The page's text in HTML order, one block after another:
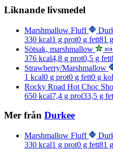
Liknande livsmedel
Marshmallow Fluff
330 kcal1 g prot0 g fett81
Sötsak, marshmallow
376 kcal4,8 g prot0,5 g fett
Strawberry/Marshmallow
1 kcal0 g prot0 g fett0 g
Rocky Road Hot Choc
650 kcal7,4 g prot33,5 g
Mer från Durkee
Marshmallow Fluff
330 kcal1 g prot0 g fett81